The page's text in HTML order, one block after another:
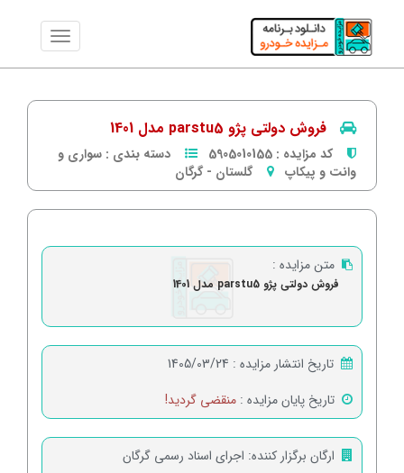
فروش دولتی پژو parstu5 مدل 1401
کد مزایده : 5905010155 دسته بندی : سواری و
وانت و پیکاپ
گلستان - گرگان
متن مزایده :
فروش دولتی پژو parstu5 مدل 1401
تاریخ انتشار مزایده : 1405/03/24
تاریخ پایان مزایده : منقضی گردید!
ارگان برگزار کننده: اجرای اسناد رسمی گرگان